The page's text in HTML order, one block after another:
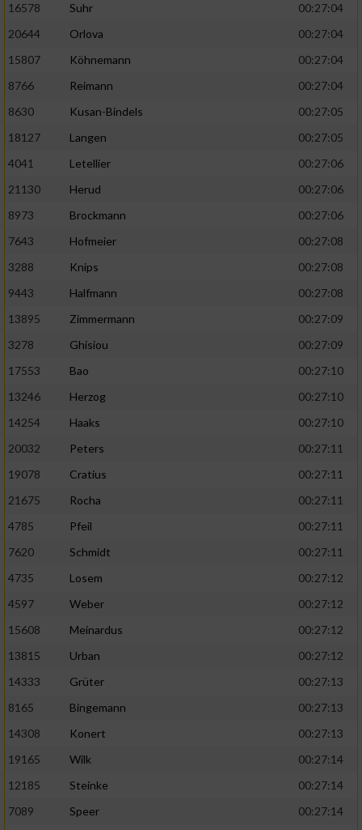
16578
Suhr
00:27:04
20644
Orlova
00:27:04
15807
Köhnemann
00:27:04
8766
Reimann
00:27:04
8630
Kusan-Bindels
00:27:05
18127
Langen
00:27:05
4041
Letellier
00:27:06
21130
Herud
00:27:06
8973
Brockmann
00:27:06
7643
Hofmeier
00:27:08
3288
Knips
00:27:08
9443
Halfmann
00:27:08
13895
Zimmermann
00:27:09
3278
Ghisiou
00:27:09
17553
Bao
00:27:10
13246
Herzog
00:27:10
14254
Haaks
00:27:10
20032
Peters
00:27:11
19078
Cratius
00:27:11
21675
Rocha
00:27:11
4785
Pfeil
00:27:11
7620
Schmidt
00:27:11
4735
Losem
00:27:12
4597
Weber
00:27:12
15608
Meinardus
00:27:12
13815
Urban
00:27:12
14333
Grüter
00:27:13
8165
Bingemann
00:27:13
14308
Konert
00:27:13
19165
Wilk
00:27:14
12185
Steinke
00:27:14
7089
Speer 00:27:14